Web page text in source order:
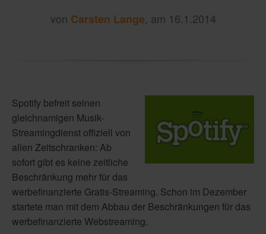
von Carsten Lange, am 16.1.2014
Spotify befreit seinen
gleichnamigen Musik-
Streamingdienst offiziell von
allen Zeitschranken: Ab
sofort gibt es keine zeitliche
Beschränkung mehr für das
werbefinanzierte Gratis-Streaming. Schon im Dezember
startete man mit dem Abbau der Beschränkungen für das
werbefinanzierte Webstreaming.